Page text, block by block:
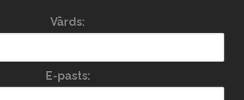
Vārds:
E-pasts: